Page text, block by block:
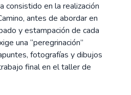
consistido en la realización
antes de abordar en
y estampación de cada
una “peregrinación”
fotografías y dibujos
final en el taller de